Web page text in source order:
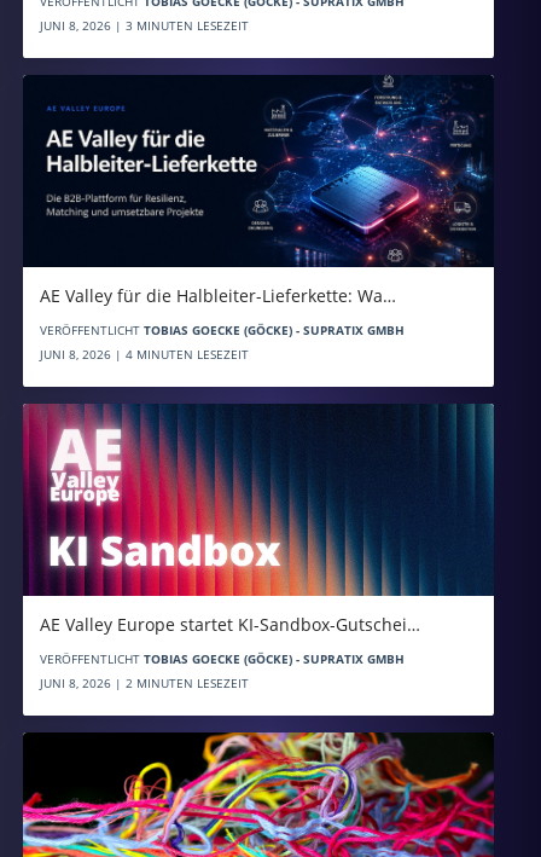
JUNI 8, 2026 | 3 MINUTEN LESEZEIT
AE Valley für die Halbleiter-Lieferkette: Wa…
VERÖFFENTLICHT TOBIAS GOECKE (GÖCKE) - SUPRATIX GMBH
JUNI 8, 2026 | 4 MINUTEN LESEZEIT
AE Valley Europe startet KI-Sandbox-Gutschei…
VERÖFFENTLICHT TOBIAS GOECKE (GÖCKE) - SUPRATIX GMBH
JUNI 8, 2026 | 2 MINUTEN LESEZEIT